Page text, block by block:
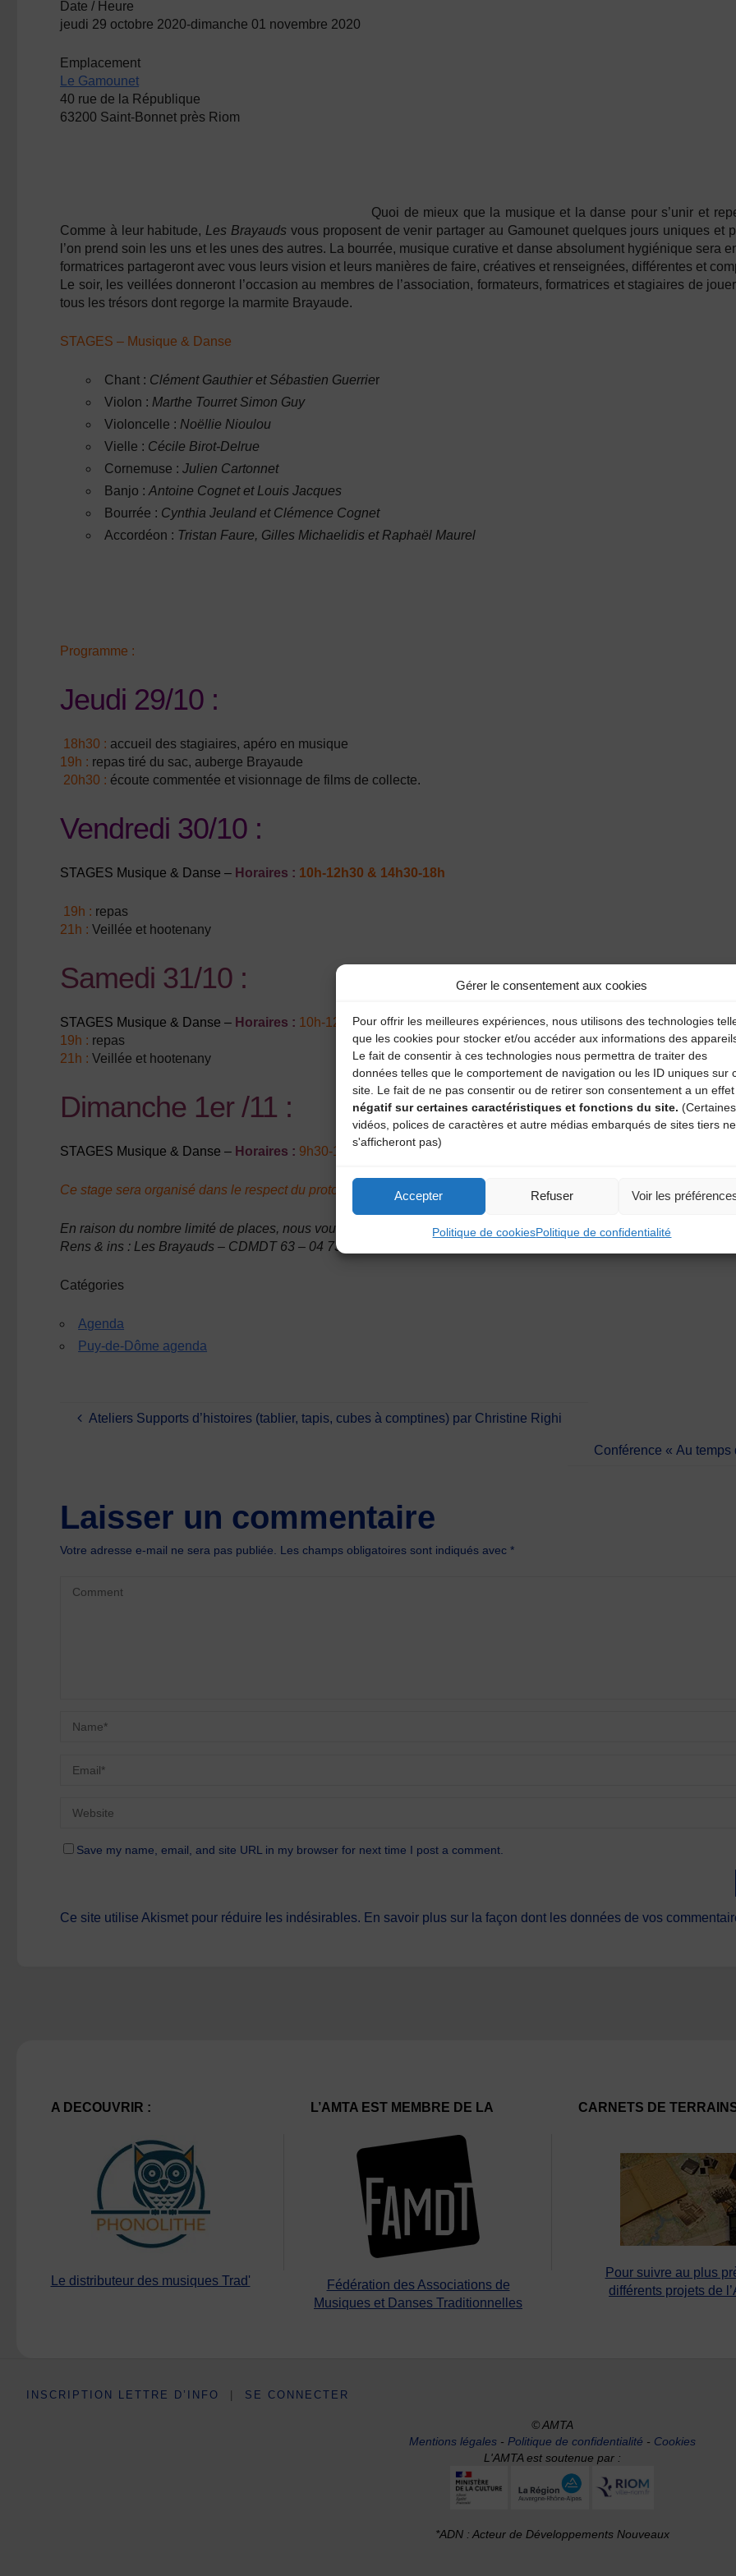
Gérer le consentement aux cookies
Pour offrir les meilleures expériences, nous utilisons des technologies
que les cookies pour stocker et/ou accéder aux informations des
Le fait de consentir à ces technologies nous permettra de traiter des
données telles que le comportement de navigation ou les ID uniques sur
site. Le fait de ne pas consentir ou de retirer son consentement a un effet
négatif sur certaines caractéristiques et fonctions du site. (Certaines
vidéos, polices de caractères et autre médias embarqués de sites tiers ne
s'afficheront pas)
Accepter Refuser Voir les
Politique de cookiesPolitique de confidentialité
Date / Heure
jeudi 29 octobre 2020-dimanche 01 novembre 2020
Emplacement
Le Gamounet
40 rue de la République
63200 Saint-Bonnet près Riom
Quoi de mieux que la musique et la danse pour s’unir et
Comme à leur habitude, Les Brayauds vous proposent de venir partager au Gamounet quelques jours uniques et
l’on prend soin les uns et les unes des autres. La bourrée, musique curative et danse absolument hygiénique sera
formatrices partageront avec vous leurs vision et leurs manières de faire, créatives et renseignées, différentes et
Le soir, les veillées donneront l’occasion au membres de l’association, formateurs, formatrices et stagiaires de
tous les trésors dont regorge la marmite Brayaude.
STAGES – Musique & Danse
Chant : Clément Gauthier et Sébastien Guerrier
Violon : Marthe Tourret Simon Guy
Violoncelle : Noëllie Nioulou
Vielle : Cécile Birot-Delrue
Cornemuse : Julien Cartonnet
Banjo :Antoine Cognet et Louis Jacques
Bourrée : Cynthia Jeuland et Clémence Cognet
Accordéon : Tristan Faure, Gilles Michaelidis et Raphaël Maurel
Programme :
Jeudi 29/10 :
18h30 : accueil des stagiaires, apéro en musique
19h : repas tiré du sac, auberge Brayaude
20h30 : écoute commentée et visionnage de films de collecte.
Vendredi 30/10 :
STAGES Musique & Danse – Horaires : 10h-12h30 & 14h30-18h
19h : repas
21h : Veillée et hootenany
Samedi 31/10 :
STAGES Musique & Danse – Horaires : 10h-12h30 & 14h30-18h
19h : repas
21h : Veillée et hootenany
Dimanche 1er /11 :
STAGES Musique & Danse – Horaires : 9h30-12h & 13h30-17h
Ce stage sera organisé dans le respect du protocole des mesures sanitaires et de distanciation physique avec port
En raison du nombre limité de places, nous vous conseillons de vous inscrire le plus rapidement possible.
Rens & ins : Les Brayauds – CDMDT 63 – 04 73 63 36 75 –
Catégories
Agenda
Puy-de-Dôme agenda
Ateliers Supports d’histoires (tablier, tapis, cubes à comptines) par Christine Righi
Conférence « Au
Laisser un commentaire
Votre adresse e-mail ne sera pas publiée. Les champs obligatoires sont indiqués avec*
Save my name, email, and site URL in my browser for next time I post a comment.
Ce site utilise Akismet pour réduire les indésirables. En savoir plus sur la façon dont les données de vos
A DECOUVRIR :
Le distributeur des musiques Trad'
L’AMTA EST MEMBRE DE LA
Fédération des Associations de
Musiques et Danses Traditionnelles
CARNETS DE
Pour suivre au plus
différents projets de
INSCRIPTION LETTRE D’INFO | SE CONNECTER
© AMTA
Mentions légales- Politique de confidentialité - Cookies
L'AMTA est soutenue par :
*ADN : Acteur de Développements Nouveaux